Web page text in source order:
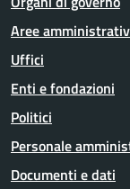
Aree
Uffici
Enti e fondazioni
Politici
Personale
Documenti e dati